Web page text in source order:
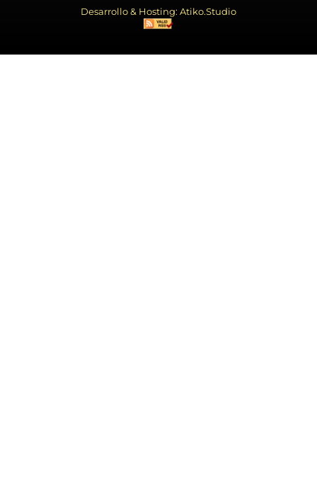
Desarrollo & Hosting: Atiko.Studio